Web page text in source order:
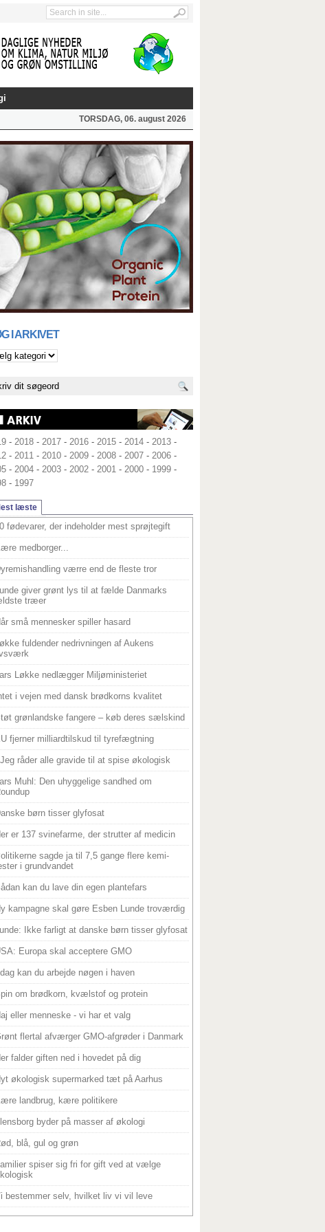
TORSDAG, 06. august 2026
I ARKIVET
- 2018 - 2017 - 2016 - 2015 - 2014 - 2013 -
- 2011 - 2010 - 2009 - 2008 - 2007 - 2006 -
- 2004 - 2003 - 2002 - 2001 - 2000 - 1999 -
- 1997
læste
fødevarer, der indeholder mest sprøjtegift
medborger...
værre end de fleste tror
giver grønt lys til at fælde Danmarks
træer
små mennesker spiller hasard
fuldender nedrivningen af Aukens
Løkke nedlægger Miljøministeriet
i vejen med dansk brødkorns kvalitet
grønlandske fangere – køb deres sælskind
fjerner milliardtilskud til tyrefægtning
råder alle gravide til at spise økologisk
Muhl: Den uhyggelige sandhed om
børn tisser glyfosat
er 137 svinefarme, der strutter af medicin
sagde ja til 7,5 gange flere kemi-
i grundvandet
kan du lave din egen plantefars
kampagne skal gøre Esben Lunde troværdig
Ikke farligt at danske børn tisser glyfosat
Europa skal acceptere GMO
I dag kan du arbejde nøgen i haven
om brødkorn, kvælstof og protein
eller menneske - vi har et valg
flertal afværger GMO-afgrøder i Danmark
falder giften ned i hovedet på dig
økologisk supermarked tæt på Aarhus
landbrug, kære politikere
byder på masser af økologi
blå, gul og grøn
spiser sig fri for gift ved at vælge
bestemmer selv, hvilket liv vi vil leve